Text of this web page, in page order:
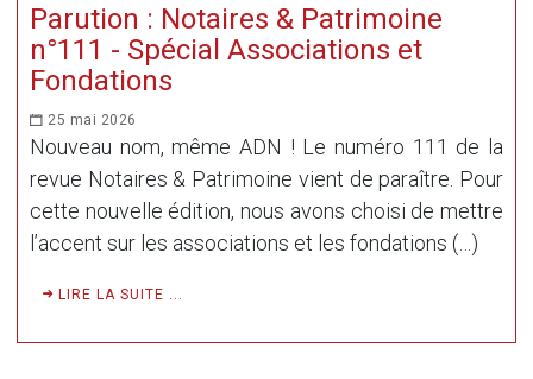
Parution : Notaires & Patrimoine
n°111 - Spécial Associations et
Fondations
25 mai 2026
Nouveau nom, même ADN ! Le numéro 111 de la
revue Notaires & Patrimoine vient de paraître. Pour
cette nouvelle édition, nous avons choisi de mettre
l’accent sur les associations et les fondations (…)
LIRE LA SUITE ...